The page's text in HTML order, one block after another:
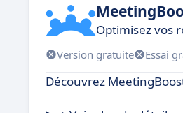
Optimisez vos
Version gratuite Essai
Découvrez